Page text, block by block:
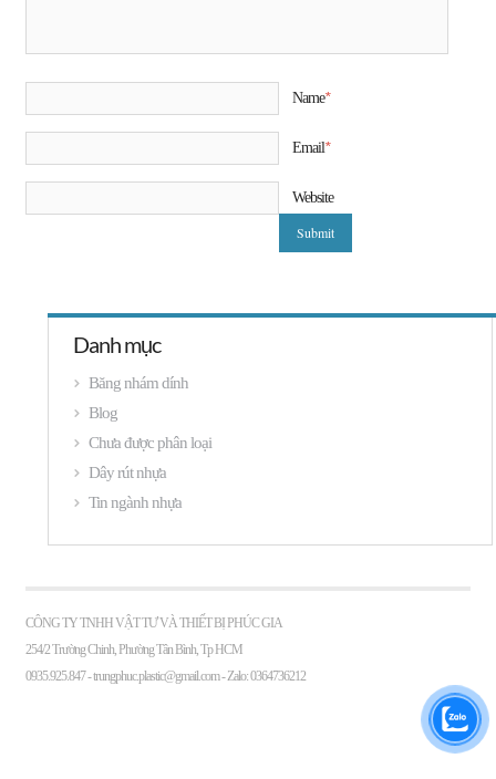
Name*
Email*
Website
Danh mục
Băng nhám dính
Blog
Chưa được phân loại
Dây rút nhựa
Tin ngành nhựa
CÔNG TY TNHH VẬT TƯ VÀ THIẾT BỊ PHÚC GIA
254/2 Trường Chinh, Phường Tân Bình, Tp HCM
0935.925.847 -trungphuc.plastic@gmail.com- Zalo: 0364736212